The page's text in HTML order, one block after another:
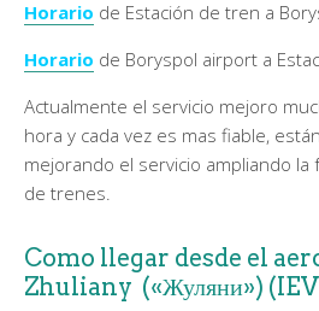
Horario de Estación de tren a
Horario de Boryspol airport a
Actualmente el servicio mejoro
hora y cada vez es mas fiable,
mejorando el servicio ampliando la
de trenes.
Como llegar desde el
Zhuliany («Жуляни»)